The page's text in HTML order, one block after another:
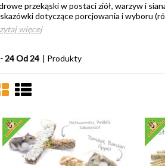
przekąski w postaci ziół, warzyw i
dotyczące porcjowania i wyboru
więcej
24 Od 24 | Produkty